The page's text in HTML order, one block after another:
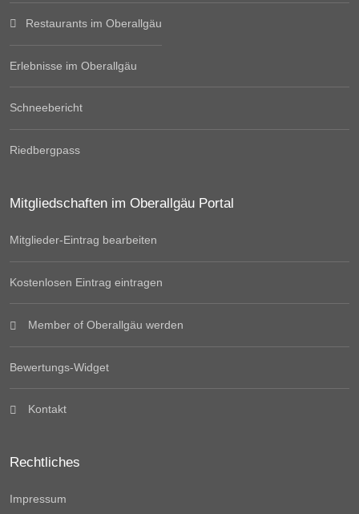
Restaurants im Oberallgäu
Erlebnisse im Oberallgäu
Schneebericht
Riedbergpass
Mitgliedschaften im Oberallgäu Portal
Mitglieder-Eintrag bearbeiten
Kostenlosen Eintrag eintragen
Member of Oberallgäu werden
Bewertungs-Widget
Kontakt
Rechtliches
Impressum